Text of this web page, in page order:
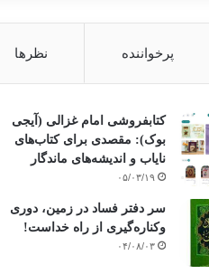
پرخواننده نظرها
کتابفروشی امام غزالی (آیجی
بوک): مقصدی برای کتاب‌های
نایاب و اندیشه‌های ماندگار
۰۵/۰۳/۱۹
سر دفتر فساد در زمین‌، دوری
وکناره‌گیری از راه خداست‌!
۰۴/۰۸/۰۳